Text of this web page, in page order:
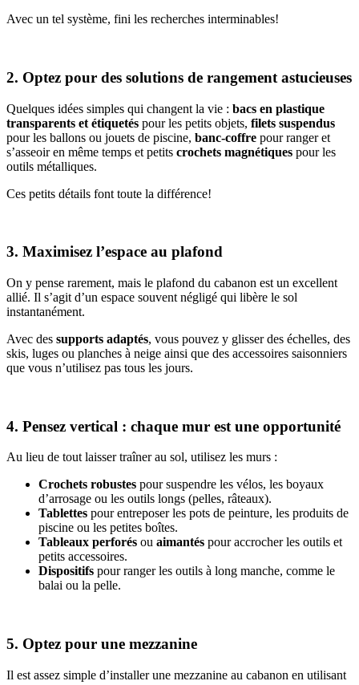
Avec un tel système, fini les recherches interminables!
2. Optez pour des solutions de rangement astucieuses
Quelques idées simples qui changent la vie : bacs en plastique
transparents et étiquetés pour les petits objets, filets suspendus
pour les ballons ou jouets de piscine, banc-coffre pour ranger et
s’asseoir en même temps et petits crochets magnétiques pour les
outils métalliques.
Ces petits détails font toute la différence!
3. Maximisez l’espace au plafond
On y pense rarement, mais le plafond du cabanon est un excellent
allié. Il s’agit d’un espace souvent négligé qui libère le sol
instantanément.
Avec des supports adaptés, vous pouvez y glisser des échelles, des
skis, luges ou planches à neige ainsi que des accessoires saisonniers
que vous n’utilisez pas tous les jours.
4. Pensez vertical : chaque mur est une opportunité
Au lieu de tout laisser traîner au sol, utilisez les murs :
Crochets robustes pour suspendre les vélos, les boyaux
d’arrosage ou les outils longs (pelles, râteaux).
Tablettes pour entreposer les pots de peinture, les produits de
piscine ou les petites boîtes.
Tableaux perforés ou aimantés pour accrocher les outils et
petits accessoires.
Dispositifs pour ranger les outils à long manche, comme le
balai ou la pelle.
5. Optez pour une mezzanine
Il est assez simple d’installer une mezzanine au cabanon en utilisant